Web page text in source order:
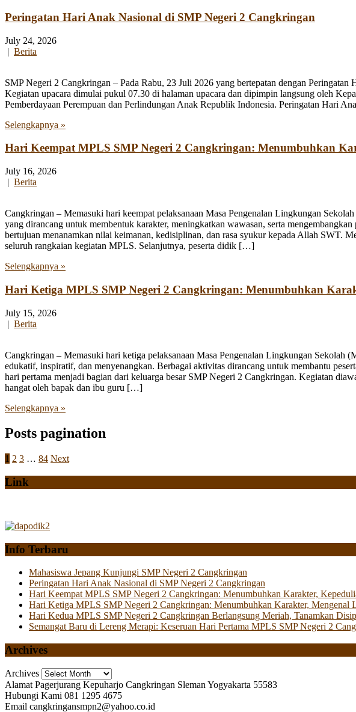
Peringatan Hari Anak Nasional di SMP Negeri 2 Cangkringan
July 24, 2026
| Berita
SMP Negeri 2 Cangkringan – Pada Rabu, 23 Juli 2026 yang bertepatan dengan
Kegiatan upacara dimulai pukul 07.30 di halaman upacara dan dipimpin langsung oleh
Pemberdayaan Perempuan dan Perlindungan Anak Republik Indonesia. Peringatan Hari
Selengkapnya »
Hari Keempat MPLS SMP Negeri 2 Cangkringan: Menumbuhkan
July 16, 2026
| Berita
Cangkringan – Memasuki hari keempat pelaksanaan Masa Pengenalan Lingkungan
yang dirancang untuk membentuk karakter, meningkatkan wawasan, serta
bertujuan menanamkan nilai keimanan, kedisiplinan, dan rasa syukur kepada Allah SWT.
seluruh rangkaian kegiatan MPLS. Selanjutnya, peserta didik […]
Selengkapnya »
Hari Ketiga MPLS SMP Negeri 2 Cangkringan: Menumbuhkan
July 15, 2026
| Berita
Cangkringan – Memasuki hari ketiga pelaksanaan Masa Pengenalan Lingkungan
edukatif, inspiratif, dan menyenangkan. Berbagai aktivitas dirancang untuk membantu
hari pertama menjadi bagian dari keluarga besar SMP Negeri 2 Cangkringan. Kegiatan
hangat oleh bapak dan ibu guru […]
Selengkapnya »
Posts pagination
1 2 3 … 84 Next
Link
Info Terbaru
Mahasiswa Jepang Kunjungi SMP Negeri 2 Cangkringan
Peringatan Hari Anak Nasional di SMP Negeri 2 Cangkringan
Hari Keempat MPLS SMP Negeri 2 Cangkringan: Menumbuhkan Karakter,
Hari Ketiga MPLS SMP Negeri 2 Cangkringan: Menumbuhkan Karakter, Mengenal
Hari Kedua MPLS SMP Negeri 2 Cangkringan Berlangsung Meriah, Tanamkan
Semangat Baru di Lereng Merapi: Keseruan Hari Pertama MPLS SMP Negeri 2
Archives
Archives
Alamat Pagerjurang Kepuharjo Cangkringan Sleman Yogyakarta 55583
Hubungi Kami 081 1295 4675
Email cangkringansmpn2@yahoo.co.id